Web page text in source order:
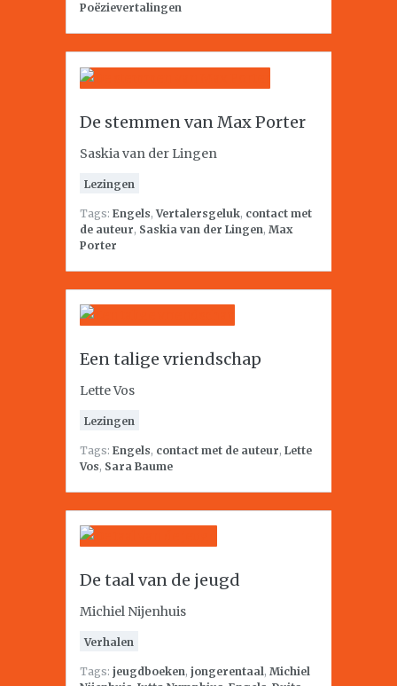
Poëzievertalingen
De stemmen van Max Porter
Saskia van der Lingen
Lezingen
Tags: Engels,Vertalersgeluk, contact met
de auteur, Saskia van der Lingen, Max
Porter
Een talige vriendschap
Lette Vos
Lezingen
Tags: Engels, contact met de auteur, Lette
Vos, Sara Baume
De taal van de jeugd
Michiel Nijenhuis
Verhalen
Tags: jeugdboeken, jongerentaal , Michiel